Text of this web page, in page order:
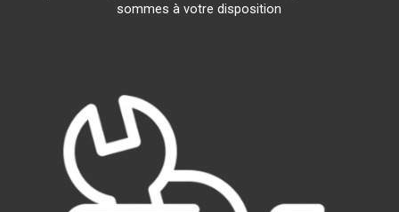
sommes à votre disposition